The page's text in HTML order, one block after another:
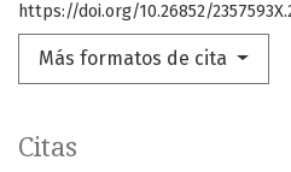
https://doi.org/10.26852/
Más formatos de cita
Citas